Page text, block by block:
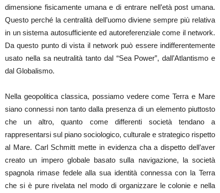
dimensione fisicamente umana e di entrare nell’età post umana.
Questo perché la centralità dell’uomo diviene sempre più relativa
in un sistema autosufficiente ed autoreferenziale come il network.
Da questo punto di vista il network può essere indifferentemente
usato nella sa neutralità tanto dal “Sea Power”, dall’Atlantismo e
dal Globalismo.
Nella geopolitica classica, possiamo vedere come Terra e Mare
siano connessi non tanto dalla presenza di un elemento piuttosto
che un altro, quanto come differenti società tendano a
rappresentarsi sul piano sociologico, culturale e strategico rispetto
al Mare. Carl Schmitt mette in evidenza cha a dispetto dell’aver
creato un impero globale basato sulla navigazione, la società
spagnola rimase fedele alla sua identità connessa con la Terra
che si è pure rivelata nel modo di organizzare le colonie e nella